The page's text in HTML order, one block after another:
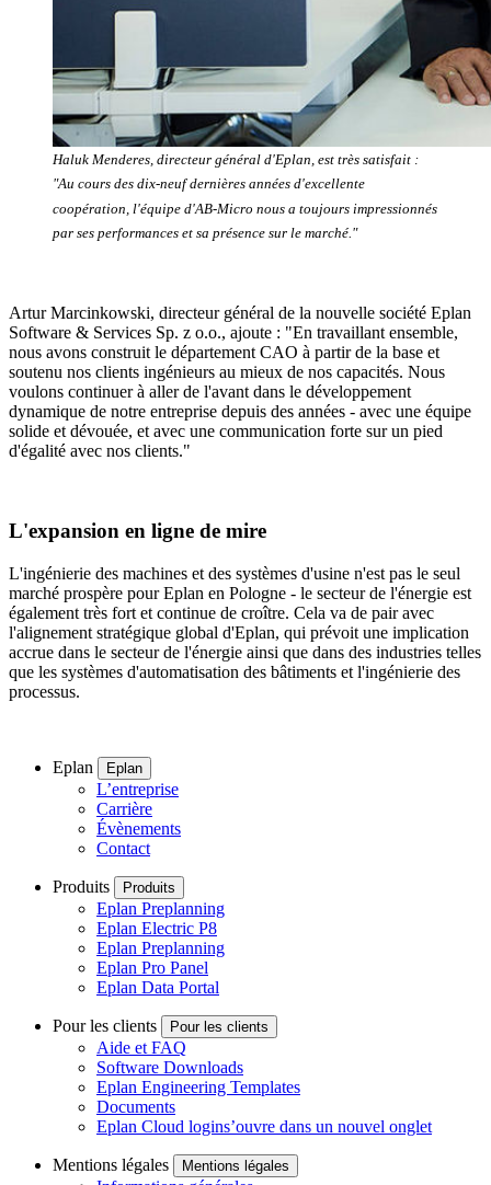
Haluk Menderes, directeur général d'Eplan, est très satisfait :
"Au cours des dix-neuf dernières années d'excellente
coopération, l'équipe d'AB-Micro nous a toujours impressionnés
par ses performances et sa présence sur le marché."
Artur Marcinkowski, directeur général de la nouvelle société Eplan
Software & Services Sp. z o.o., ajoute : "En travaillant ensemble,
nous avons construit le département CAO à partir de la base et
soutenu nos clients ingénieurs au mieux de nos capacités. Nous
voulons continuer à aller de l'avant dans le développement
dynamique de notre entreprise depuis des années - avec une équipe
solide et dévouée, et avec une communication forte sur un pied
d'égalité avec nos clients."
L'expansion en ligne de mire
L'ingénierie des machines et des systèmes d'usine n'est pas le seul
marché prospère pour Eplan en Pologne - le secteur de l'énergie est
également très fort et continue de croître. Cela va de pair avec
l'alignement stratégique global d'Eplan, qui prévoit une implication
accrue dans le secteur de l'énergie ainsi que dans des industries telles
que les systèmes d'automatisation des bâtiments et l'ingénierie des
processus.
Eplan Eplan
L’entreprise
Carrière
Évènements
Contact
Produits Produits
Eplan Preplanning
Eplan Electric P8
Eplan Preplanning
Eplan Pro Panel
Eplan Data Portal
Pour les clients Pour les clients
Aide et FAQ
Software Downloads
Eplan Engineering Templates
Documents
Eplan Cloud logins’ouvre dans un nouvel onglet
Mentions légales Mentions légales